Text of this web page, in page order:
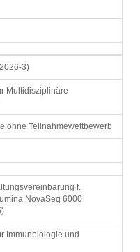
3)
Multidisziplinäre
ohne Teilnahmewettbewerb
f.
NovaSeq 6000
Immunbiologie und